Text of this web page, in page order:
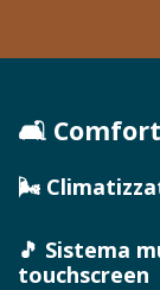
🛋️
🌬️
🎵 Sistema
touchscreen